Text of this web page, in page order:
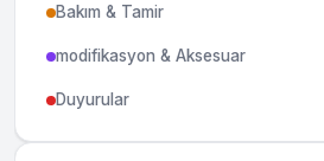
Bakım & Tamir
modifikasyon & Aksesuar
Duyurular